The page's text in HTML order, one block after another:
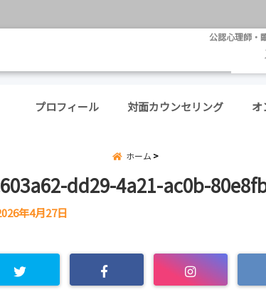
公認心理師・
プロフィール 対面カウンセリング オ
ホーム
dd29-4a21-ac0b-
年4月27日